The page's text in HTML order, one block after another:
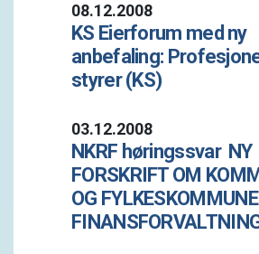
08.12.2008
KS Eierforum med ny
anbefaling:
styrer (KS)
03.12.2008
NKRF høringssvar  NY
FORSKRIFT OM
OG